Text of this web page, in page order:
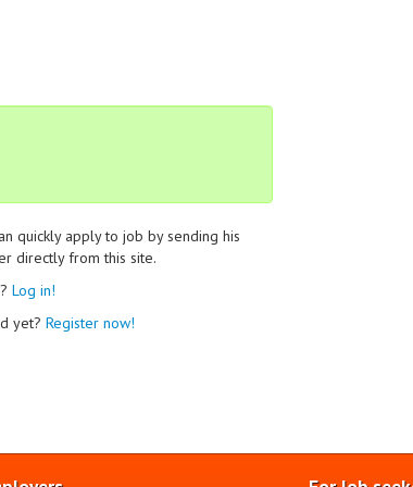
quickly apply to job by sending his
directly from this site.
Log in!
yet? Register now!